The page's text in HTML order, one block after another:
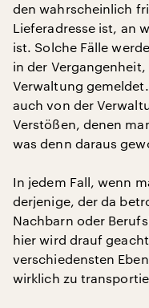
den wahrscheinlich
Lieferadresse ist, an
ist. Solche Fälle
in der
Verwaltung
auch von der
Verstößen, denen
was denn daraus
In jedem Fall, wenn
derjenige, der da
Nachbarn oder
hier wird drauf
verschiedensten
wirklich zu